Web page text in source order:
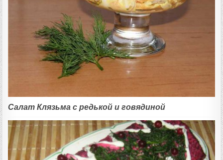
Салат Клязьма с редькой и говядиной